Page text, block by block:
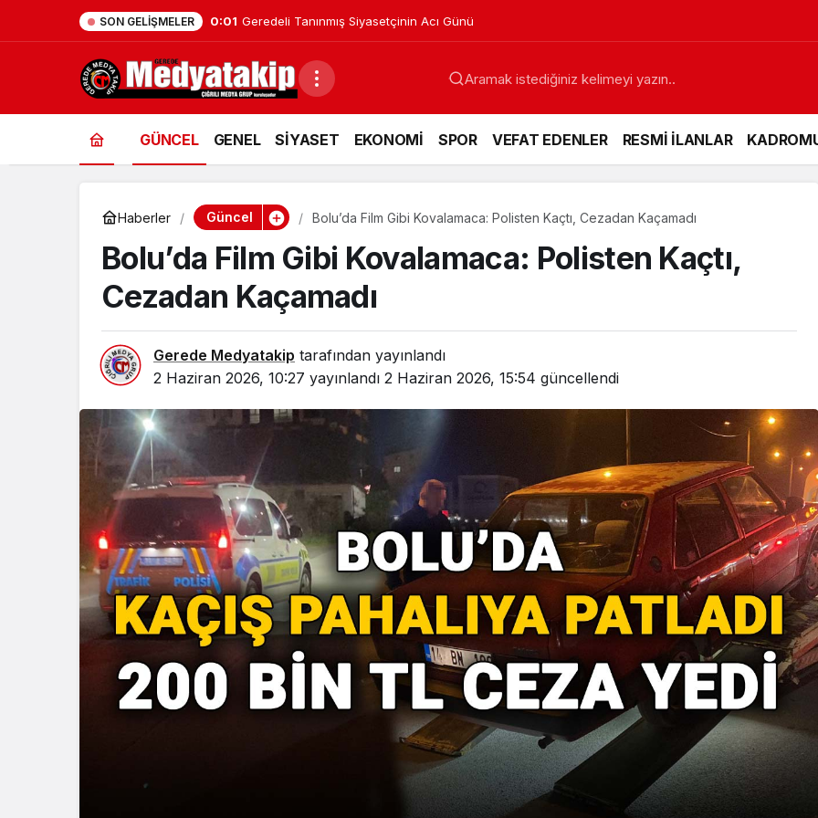
SON GELIŞMELER 0:01 Geredeli Tanınmış Siyasetçinin Acı Günü
GÜNCEL GENEL SİYASET EKONOMİ SPOR VEFAT EDENLER RESMİ İLANLAR
Haberler Güncel Bolu’da Film Gibi Kovalamaca: Polisten Kaçtı, Cezadan Kaçamadı
Bolu’da Film Gibi Kovalamaca: Polisten Kaçtı,
Cezadan Kaçamadı
Gerede Medyatakip tarafından yayınlandı
2 Haziran 2026, 10:27 yayınlandı 2 Haziran 2026, 15:54 güncellendi
Gerede’de Çirkin Olay:
Emniyet Soruşturma
Başlattı
Güncel
Geredeli Tanınmış
Siyasetçinin Acı Günü
Resmi İlanlar
AMBALAJ VE TEKSTİL
ATIKLARI TOPLAMA
İHALELERİ (GEREDE
BELEDİYESİ)